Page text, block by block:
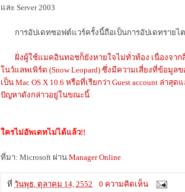
และ Server 2003
การอัปเดทซอฟต์แวร์ครั้งนี้ถือเป็นการอัปเดทรายไตร
ฝั่งผู้ใช้แมคอินทอชก็ยังหายใจไม่ทั่วท้อง เนื่องจา
โนว์แลพเพิร์ด (Snow Leopard) ซึ่งมีความเสี่ยงที่ข้อมู
เป็น Mac OS X 10.6 หรือที่เรียกว่า Guest account ล่า
ปัญหาดังกล่าวอยู่ในขณะนี้
ใครไม่อัพเดทไม่ได้แล้ว!!
ที่มา: Microsoft ผ่าน Manager Online
ที่ วันพุธ, ตุลาคม 14, 2552
0 ความคิดเห็น